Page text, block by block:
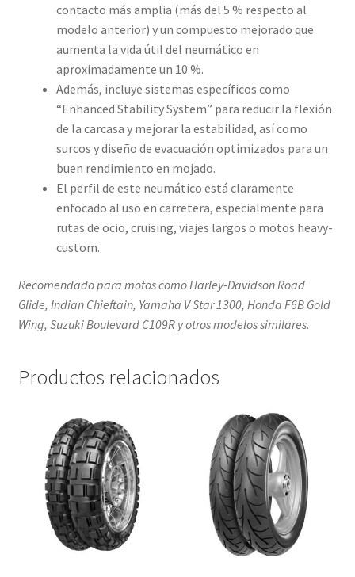
contacto más amplia (más del 5 % respecto al
modelo anterior) y un compuesto mejorado que
aumenta la vida útil del neumático en
aproximadamente un 10 %.
Además, incluye sistemas específicos como
“Enhanced Stability System” para reducir la flexión
de la carcasa y mejorar la estabilidad, así como
surcos y diseño de evacuación optimizados para un
buen rendimiento en mojado.
El perfil de este neumático está claramente
enfocado al uso en carretera, especialmente para
rutas de ocio, cruising, viajes largos o motos heavy-
custom.
Recomendado para motos como Harley-Davidson Road
Glide, Indian Chieftain, Yamaha V Star 1300, Honda F6B Gold
Wing, Suzuki Boulevard C109R y otros modelos similares.
Productos relacionados